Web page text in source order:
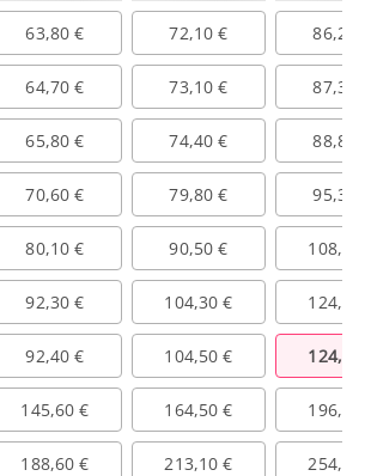
63,80 € 72,10 € 86,20 €
64,70 € 73,10 € 87,30 €
65,80 € 74,40 € 88,80 €
70,60 € 79,80 € 95,30 €
80,10 € 90,50 € 108,10
92,30 € 104,30 € 124,60
92,40 € 104,50 € 124,80
145,60 € 164,50 € 196,50
188,60 € 213,10 € 254,60